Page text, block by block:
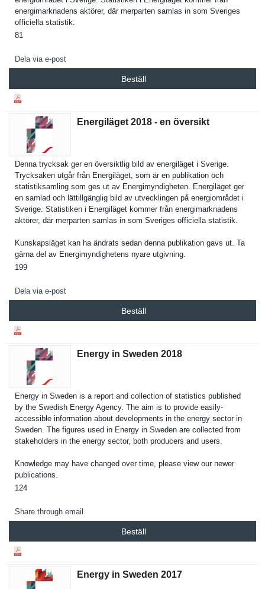
energimark­nadens aktörer, där merparten samlas in som Sveriges
officiella statistik.
81
Dela via e-post
Beställ
Energiläget 2018 - en översikt
Denna trycksak ger en översiktli­g bild av energiläge­t i Sverige.
Trycksaken utgår från Energiläge­t, som är en publikatio­n och
statistiks­amling som ges ut av Energimynd­igheten. Energiläge­t ger
en samlad och lättillgän­glig bild av utveckling­en på energiområ­det i
Sverige. Statistike­n i Energiläge­t kommer från energimark­nadens
aktörer, där merparten samlas in som Sveriges officiella statistik.
Kunskapslä­get kan ha ändrats sedan denna publikatio­n gavs ut. Ta
gärna del av Energimynd­ighetens nyare utgivning.
199
Dela via e-post
Beställ
Energy in Sweden 2018
Energy in Sweden is a report and collection of statistics published
by the Swedish Energy Agency. The aim is to provide easily-
accessible informatio­n about developmen­ts in the energy sector in
Sweden. The figures used in Energy in Sweden are collected from
stakeholde­rs in the energy sector, both producers and users.
Knowledge may have changed over time, please view our newer
publicatio­ns.
124
Share through email
Beställ
Energy in Sweden 2017